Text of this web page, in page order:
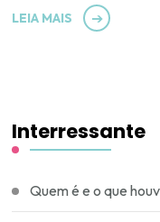
LEIA MAIS
Interressante
Quem é e o que